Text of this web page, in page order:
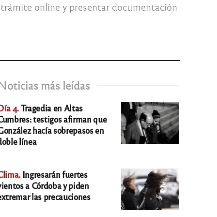
online y presentar documentación
más leídas
4.Tragedia en Altas
testigos afirman que
hacía sobrepasos en
línea
Ingresarán fuertes
a Córdoba y piden
las precauciones